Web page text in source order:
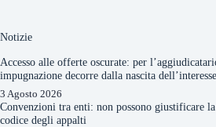
Notizie
Accesso alle offerte oscurate: per
impugnazione decorre dalla nascita
3 Agosto 2026
Convenzioni tra enti: non possono giustificare
codice degli appalti